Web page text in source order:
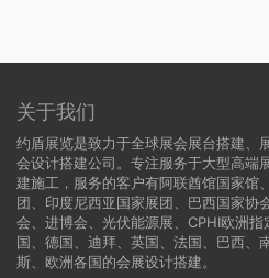
关于我们
约盾展览是致力于全球展会展台搭建、
会设计搭建公司。专注服务于大型高端
建施工，服务的客户有阿联酋馆国家馆
团、印度尼西亚国家展团、巴西国家协
会、进博会、光伏能源展、CPHI欧洲
国
德国 、迪拜、英国、法国、巴西
斯、欧洲各国的会展设计搭建。